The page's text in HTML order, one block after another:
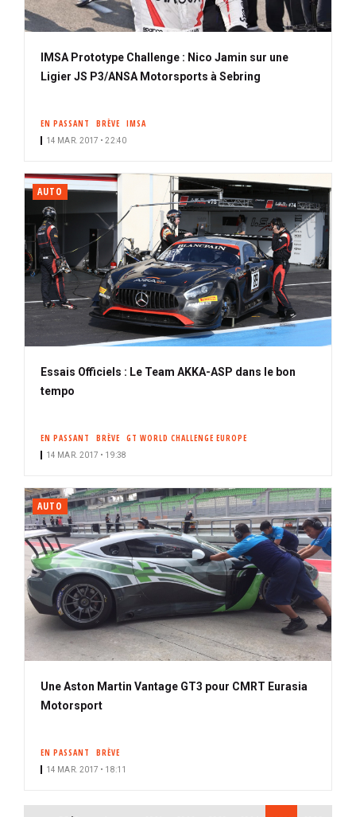
IMSA Prototype Challenge : Nico Jamin sur une
Ligier JS P3/ANSA Motorsports à Sebring
EN PASSANT BRÈVE IMSA
14 MAR. 2017 • 22:40
AUTO
Essais Officiels : Le Team AKKA-ASP dans le bon
tempo
EN PASSANT BRÈVE GT WORLD CHALLENGE EUROPE
14 MAR. 2017 • 19:38
AUTO
Une Aston Martin Vantage GT3 pour CMRT Eurasia
Motorsport
EN PASSANT BRÈVE
14 MAR. 2017 • 18:11